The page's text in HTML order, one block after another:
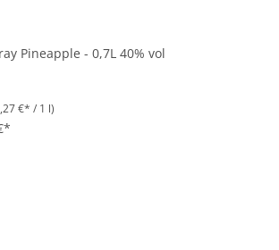
Pineapple - 0,7L 40% vol
€* / 1 l)